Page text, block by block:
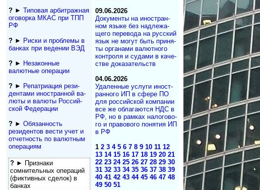
?► Типовая арбитражная
оговорка МКАС при ТПП
РФ
?► Риски и проблемы в
банках при ведении ВЭД
?► Незаконные
валютные операции
?► Репатриация ре­зи­
ден­та­ми иностранной ва­
лю­ты и валюты Рос­сий­
ской Федерации
?► Обязанность
резиден­тов вести учет и
отчетность по валютным
операциям
?► Признаки
сомнитель­ных операций
(фиктивных сделок) в
банках
09.06.2026
Документы на ино­ст­ран­
ном язы­ке без над­ле­жа­
ще­го пе­ре­во­да на рус­ский
язык не мо­гут быть при­ня­
ты ор­га­на­ми ва­лют­но­го
кон­т­ро­ля и су­да­ми в ка­че­
ст­ве до­ка­за­те­ль­ств
04.06.2026
Удаленные услуги ино­ст­
ран­но­го ИП в сфе­ре ПО
для рос­сий­с­кой ком­па­нии
все же об­ла­га­ю­т­ся НДС в
РФ, но в рам­ках на­ло­го­во­
го и пра­во­во­го по­ня­тия ИП
в РФ
1 2 3 4 5 6 7 8 9 10 11 12
13 14 15 16 17 18 19 20 21
22 23 24 25 26 27 28 29 30
31 32 33 34 35 36 37 38 39
40 41 42 43 44 45 46 47 48
49 50 51